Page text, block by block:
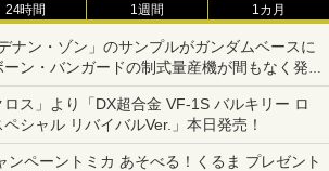
24時間 1週間 1カ月
ナン・ゾン」のサンプルがガンダムベースに
ン・バンガードの制式量産機が間もなく発送
り下ろし】
ロス」より「DX超合金 VF-1S バルキリー ロ
シャル リバイバルVer.」本日発売！
ンペーントミカ あそべる！くるま プレゼント